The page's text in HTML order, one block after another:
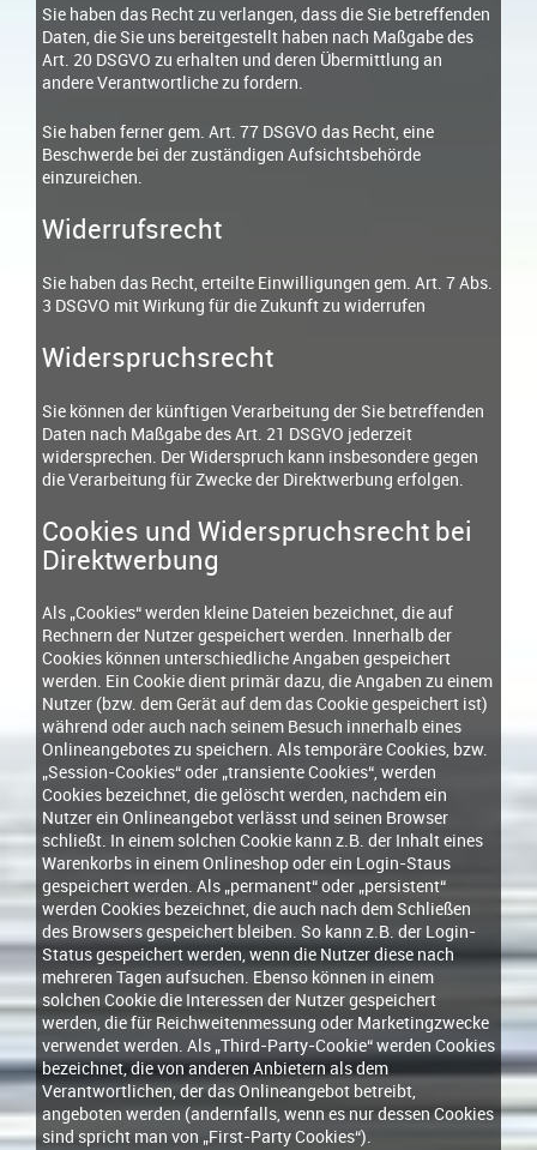
Sie haben das Recht zu verlangen, dass die Sie betreffenden
Daten, die Sie uns bereitgestellt haben nach Maßgabe des
Art. 20 DSGVO zu erhalten und deren Übermittlung an
andere Verantwortliche zu fordern.
Sie haben ferner gem. Art. 77 DSGVO das Recht, eine
Beschwerde bei der zuständigen Aufsichtsbehörde
einzureichen.
Widerrufsrecht
Sie haben das Recht, erteilte Einwilligungen gem. Art. 7 Abs.
3 DSGVO mit Wirkung für die Zukunft zu widerrufen
Widerspruchsrecht
Sie können der künftigen Verarbeitung der Sie betreffenden
Daten nach Maßgabe des Art. 21 DSGVO jederzeit
widersprechen. Der Widerspruch kann insbesondere gegen
die Verarbeitung für Zwecke der Direktwerbung erfolgen.
Cookies und Widerspruchsrecht bei
Direktwerbung
Als „Cookies“ werden kleine Dateien bezeichnet, die auf
Rechnern der Nutzer gespeichert werden. Innerhalb der
Cookies können unterschiedliche Angaben gespeichert
werden. Ein Cookie dient primär dazu, die Angaben zu einem
Nutzer (bzw. dem Gerät auf dem das Cookie gespeichert ist)
während oder auch nach seinem Besuch innerhalb eines
Onlineangebotes zu speichern. Als temporäre Cookies, bzw.
„Session-Cookies“ oder „transiente Cookies“, werden
Cookies bezeichnet, die gelöscht werden, nachdem ein
Nutzer ein Onlineangebot verlässt und seinen Browser
schließt. In einem solchen Cookie kann z.B. der Inhalt eines
Warenkorbs in einem Onlineshop oder ein Login-Staus
gespeichert werden. Als „permanent“ oder „persistent“
werden Cookies bezeichnet, die auch nach dem Schließen
des Browsers gespeichert bleiben. So kann z.B. der Login-
Status gespeichert werden, wenn die Nutzer diese nach
mehreren Tagen aufsuchen. Ebenso können in einem
solchen Cookie die Interessen der Nutzer gespeichert
werden, die für Reichweitenmessung oder Marketingzwecke
verwendet werden. Als „Third-Party-Cookie“ werden Cookies
bezeichnet, die von anderen Anbietern als dem
Verantwortlichen, der das Onlineangebot betreibt,
angeboten werden (andernfalls, wenn es nur dessen Cookies
sind spricht man von „First-Party Cookies“).